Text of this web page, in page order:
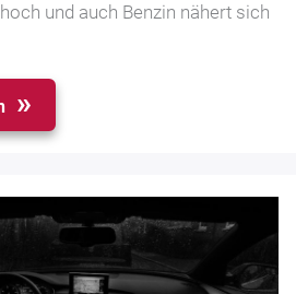
und auch Benzin nähert sich